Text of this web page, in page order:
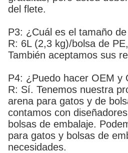
del flete.
P3: ¿Cuál es el tamaño
R: 6L (2,3 kg)/bolsa de
También aceptamos sus
P4: ¿Puedo hacer OEM y
R: Sí. Tenemos nuestra
arena para gatos y de
contamos con
bolsas de embalaje.
para gatos y bolsas de
necesidades.